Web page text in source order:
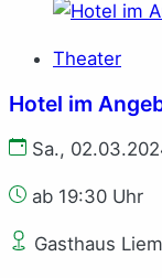
Theater
Hotel im
Sa.,
ab 19:30 Uhr
Gasthaus